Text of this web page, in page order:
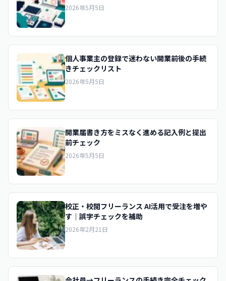
2026年5月5日
個人事業主の登録で迷わない開業前後の手続
きチェックリスト
2026年5月5日
開業届書き方をミスなく進める記入例と提出
前チェック
2026年5月5日
校正・校閲フリーランス AI活用で受注を増や
す｜誤字チェックを補助
2026年2月21日